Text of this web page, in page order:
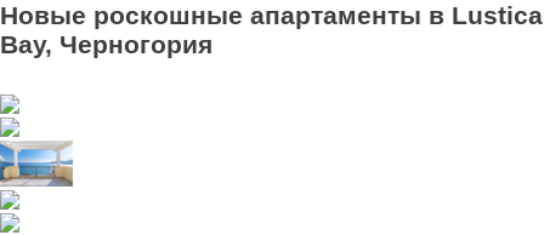
Новые роскошные апартаменты в Lustica
Bay, Черногория